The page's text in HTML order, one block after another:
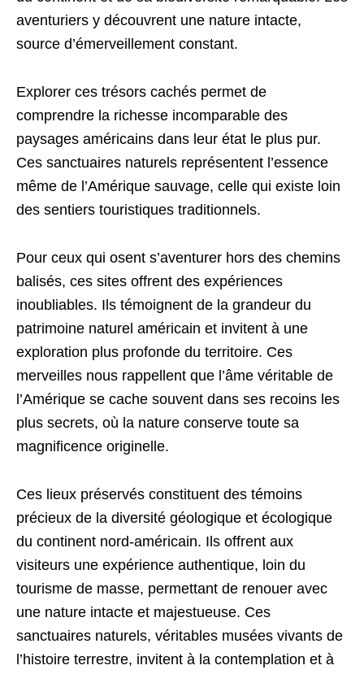
aventuriers y découvrent une nature intacte,
source d’émerveillement constant.
Explorer ces trésors cachés permet de
comprendre la richesse incomparable des
paysages américains dans leur état le plus pur.
Ces sanctuaires naturels représentent l’essence
même de l’Amérique sauvage, celle qui existe loin
des sentiers touristiques traditionnels.
Pour ceux qui osent s’aventurer hors des chemins
balisés, ces sites offrent des expériences
inoubliables. Ils témoignent de la grandeur du
patrimoine naturel américain et invitent à une
exploration plus profonde du territoire. Ces
merveilles nous rappellent que l’âme véritable de
l’Amérique se cache souvent dans ses recoins les
plus secrets, où la nature conserve toute sa
magnificence originelle.
Ces lieux préservés constituent des témoins
précieux de la diversité géologique et écologique
du continent nord-américain. Ils offrent aux
visiteurs une expérience authentique, loin du
tourisme de masse, permettant de renouer avec
une nature intacte et majestueuse. Ces
sanctuaires naturels, véritables musées vivants de
l’histoire terrestre, invitent à la contemplation et à